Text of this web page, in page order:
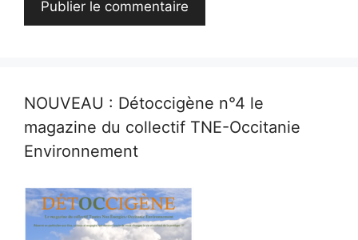
NOUVEAU : Détoccigène n°4 le
magazine du collectif TNE-Occitanie
Environnement